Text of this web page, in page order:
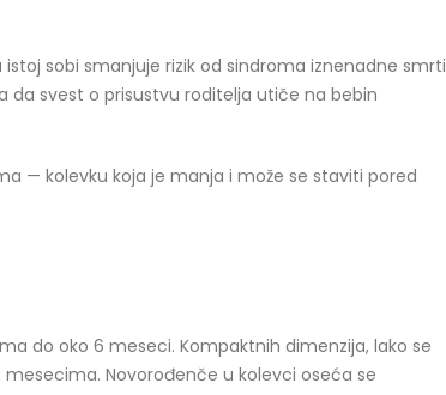
sobi smanjuje rizik od sindroma iznenadne smrti
da svest o prisustvu roditelja utiče na bebin
— kolevku koja je manja i može se staviti pored
do oko 6 meseci. Kompaktnih dimenzija, lako se
Novorođenče u kolevci oseća se